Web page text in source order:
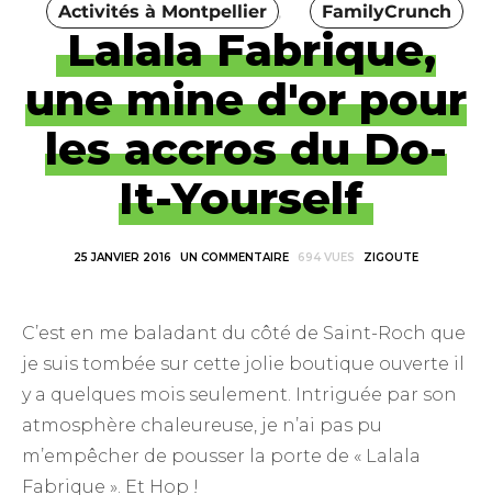
Activités à Montpellier FamilyCrunch
Lalala Fabrique,
une mine d'or pour
les accros du Do-
It-Yourself
25 JANVIER 2016 UN COMMENTAIRE 694 VUES ZIGOUTE
C’est en me baladant du côté de Saint-Roch que
je suis tombée sur cette jolie boutique ouverte il
y a quelques mois seulement. Intriguée par son
atmosphère chaleureuse, je n’ai pas pu
m’empêcher de pousser la porte de « Lalala
Fabrique ». Et Hop !